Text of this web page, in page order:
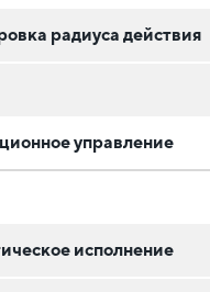
радиуса действия
управление
исполнение